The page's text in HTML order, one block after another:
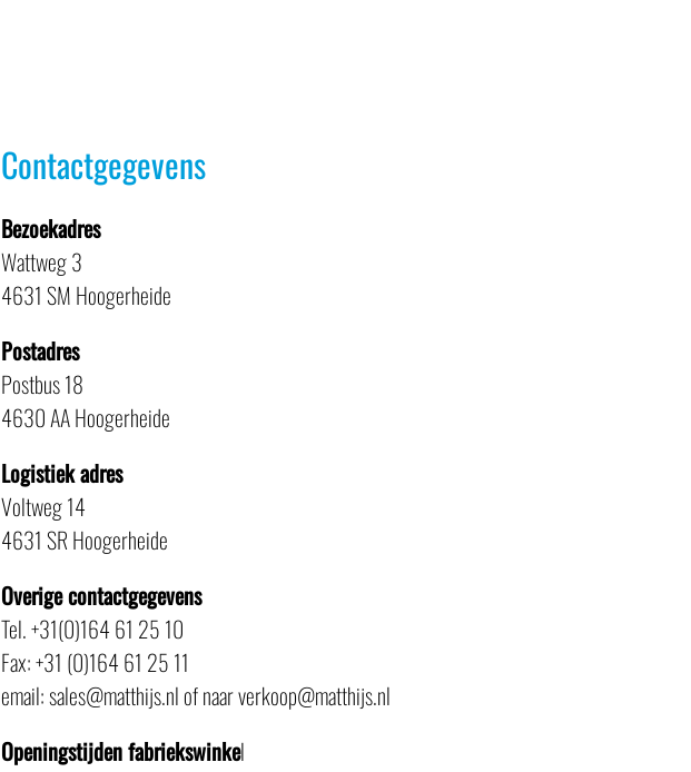
Contactgegevens
Bezoekadres
Wattweg 3
4631 SM Hoogerheide
Postadres
Postbus 18
4630 AA Hoogerheide
Logistiek adres
Voltweg 14
4631 SR Hoogerheide
Overige contactgegevens
Tel. +31(0)164 61 25 10
Fax: +31 (0)164 61 25 11
email: sales@matthijs.nl of naar verkoop@matthijs.nl
Openingstijden fabriekswinkel